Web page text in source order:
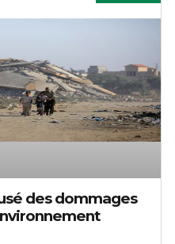
des dommages